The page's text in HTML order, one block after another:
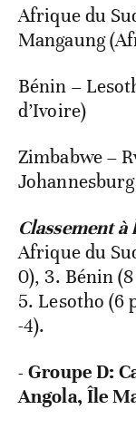
Afrique du
Mangaung
Bénin –
d’Ivoire)
Zimbabwe –
Classement
Afrique du
0), 3. Bénin
5. Lesotho (6
-4).
- Groupe D:
Angola, Île